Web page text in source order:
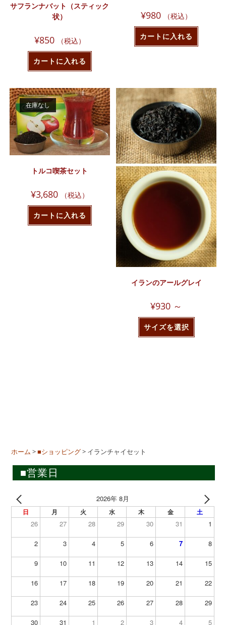
サフランナバット（スティック
状）
¥850 （税込）
カートに入れる
¥980 （税込）
カートに入れる
在庫なし
トルコ喫茶セット
¥3,680 （税込）
カートに入れる
イランのアールグレイ
¥930 ～
サイズを選択
ホーム >■ショッピング> イランチャイセット
■営業日
2026年 8月
日 月 火 水 木 金 土
26 27 28 29 30 31 1
2 3 4 5 6 7 8
9 10 11 12 13 14 15
16 17 18 19 20 21 22
23 24 25 26 27 28 29
30 31 1 2 3 4 5